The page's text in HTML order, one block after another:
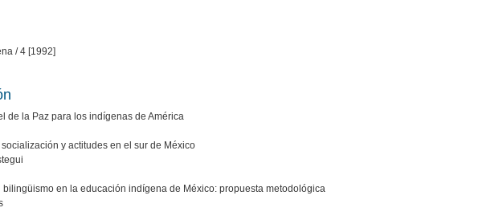
/ 4 [1992]
de la Paz para los indígenas de América
y actitudes en el sur de México
bilingüismo en la educación indígena de México: propuesta metodológica